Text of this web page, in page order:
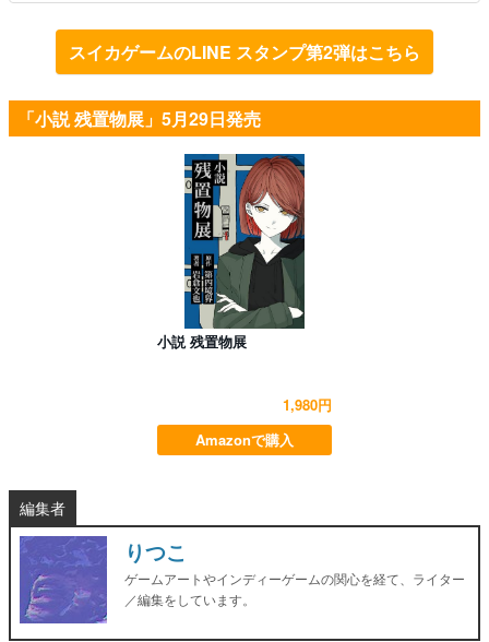
スイカゲームのLINE スタンプ第2弾はこちら
「小説 残置物展」5月29日発売
小説 残置物展
1,980円
Amazonで購入
編集者
りつこ
ゲームアートやインディーゲームの関心を経て、ライター
／編集をしています。